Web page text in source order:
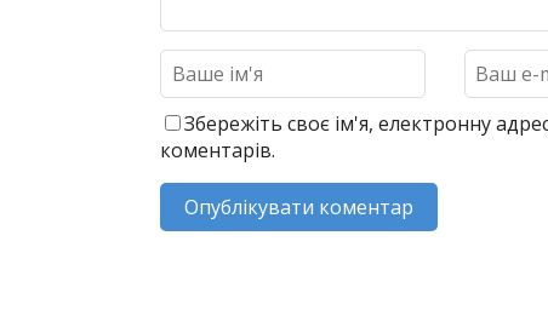
Збережіть своє ім'я, електронну
коментарів.